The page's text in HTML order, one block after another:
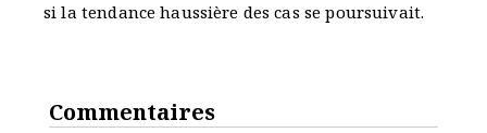
si la tendance haussière des cas se poursuivait.
Commentaires